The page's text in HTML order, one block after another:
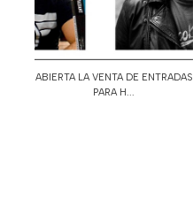
ABIERTA LA VENTA DE ENTRADAS
PARA H...